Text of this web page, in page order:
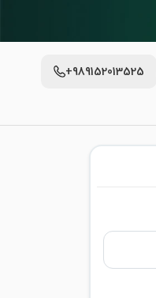
+989152013525